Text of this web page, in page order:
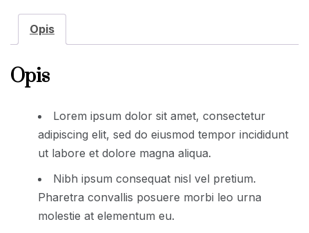
Opis
Opis
Lorem ipsum dolor sit amet, consectetur
adipiscing elit, sed do eiusmod tempor incididunt
ut labore et dolore magna aliqua.
Nibh ipsum consequat nisl vel pretium.
Pharetra convallis posuere morbi leo urna
molestie at elementum eu.